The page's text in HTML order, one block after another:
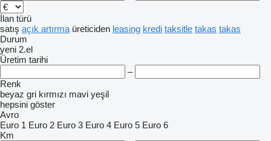
İlan türü
satış açık artırma üreticiden leasing kredi taksitle takas takas
Durum
yeni 2.el
Üretim tarihi
–
Renk
beyaz gri kırmızı mavi yeşil
hepsini göster
Avro
Euro 1 Euro 2 Euro 3 Euro 4 Euro 5 Euro 6
Km